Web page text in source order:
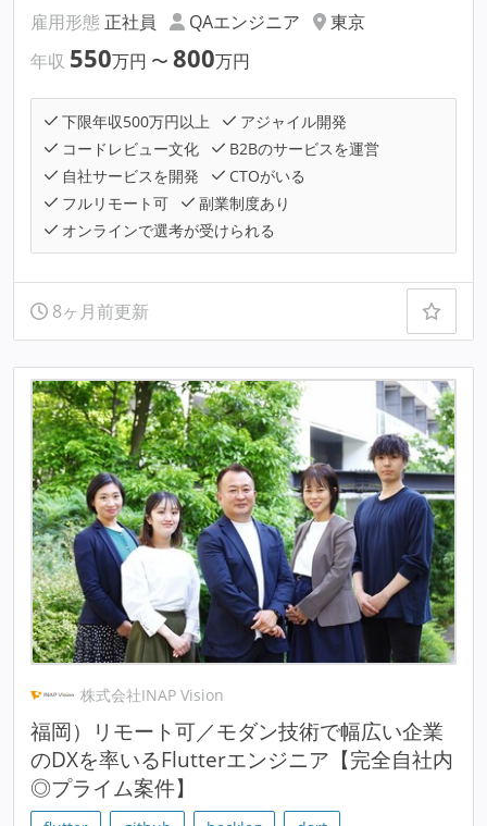
雇用形態 正社員 QAエンジニア
東京
年収 550万円 〜 800万円
下限年収500万円以上
アジャイル開発
コードレビュー文化
B2Bのサービスを運営
自社サービスを開発
CTOがいる
フルリモート可
副業制度あり
オンラインで選考が受けられる
8ヶ月前更新
株式会社INAP Vision
福岡）リモート可／モダン技術で幅広い企業
のDXを率いるFlutterエンジニア【完全自社内
◎プライム案件】